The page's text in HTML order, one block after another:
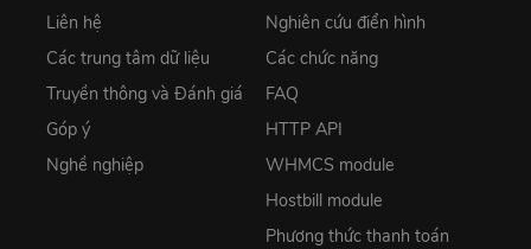
Liên hệ
Các trung tâm dữ liệu
Truyền thông và Đánh giá
Góp ý
Nghề nghiệp
Nghiên cứu điển hình
Các chức năng
FAQ
HTTP API
WHMCS module
Hostbill module
Phương thức thanh toán